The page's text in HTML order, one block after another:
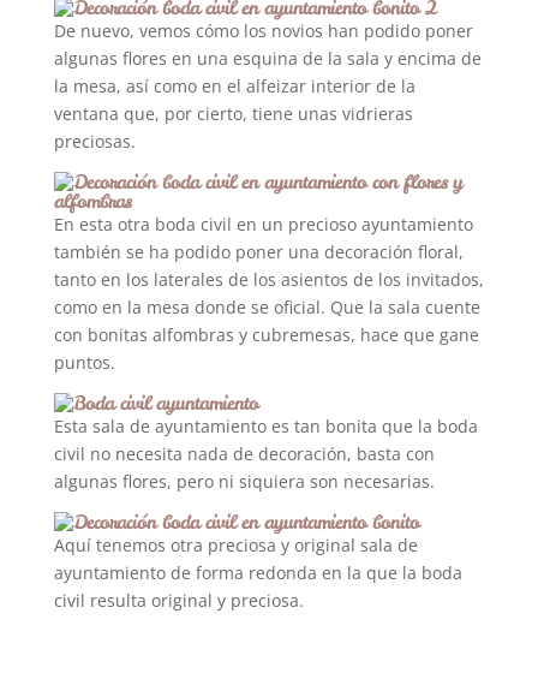
De nuevo, vemos cómo los novios han podido poner
algunas flores en una esquina de la sala y encima de
la mesa, así como en el alfeizar interior de la
ventana que, por cierto, tiene unas vidrieras
preciosas.
En esta otra boda civil en un precioso ayuntamiento
también se ha podido poner una decoración floral,
tanto en los laterales de los asientos de los invitados,
como en la mesa donde se oficial. Que la sala cuente
con bonitas alfombras y cubremesas, hace que gane
puntos.
Esta sala de ayuntamiento es tan bonita que la boda
civil no necesita nada de decoración, basta con
algunas flores, pero ni siquiera son necesarias.
Aquí tenemos otra preciosa y original sala de
ayuntamiento de forma redonda en la que la boda
civil resulta original y preciosa.